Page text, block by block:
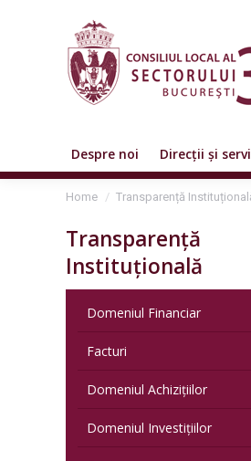
Despre noi Direcții și
You are here:
Home Transparență
Transparență
Instituțională
Domeniul Financiar
Facturi
Domeniul Achizițiilor
Domeniul Investițiilor